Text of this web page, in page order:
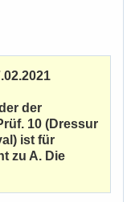
der
10 (Dressur
ist für
zu A. Die